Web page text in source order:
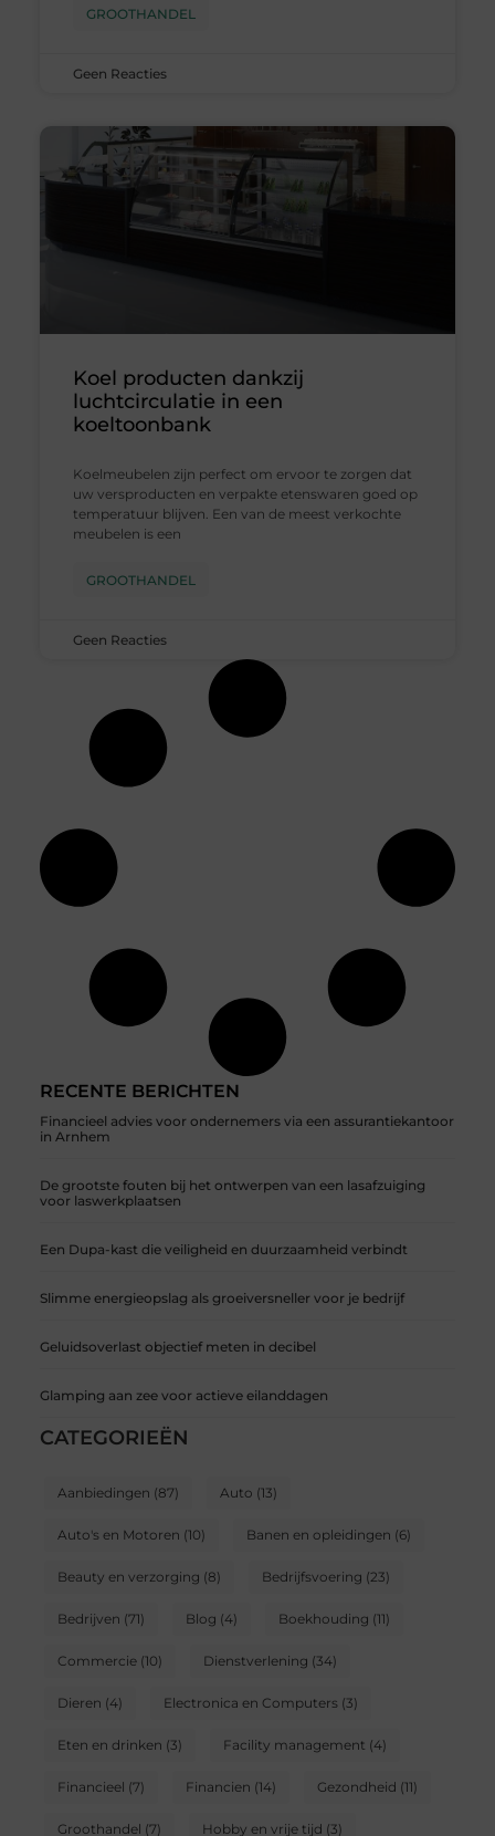
RECENTE BERICHTEN
Financieel advies voor ondernemers via een assurantiekantoor
in Arnhem
De grootste fouten bij het ontwerpen van een lasafzuiging
voor laswerkplaatsen
Een Dupa-kast die veiligheid en duurzaamheid verbindt
Slimme energieopslag als groeiversneller voor je bedrijf
Geluidsoverlast objectief meten in decibel
Glamping aan zee voor actieve eilanddagen
CATEGORIEËN
Aanbiedingen (87) Auto (13)
Auto's en Motoren (10) Banen en opleidingen (6)
Beauty en verzorging (8) Bedrijfsvoering (23)
Bedrijven (71) Blog (4) Boekhouding (11)
Commercie(10) Dienstverlening (34)
Dieren (4) Electronica en Computers(3)
Eten en drinken (3) Facility management (4)
Financieel (7) Financien (14) Gezondheid (11)
Groothandel (7) Hobby en vrije tijd (3)
GROOTHANDEL
Geen Reacties
Koel producten dankzij
luchtcirculatie in een
koeltoonbank
Koelmeubelen zijn perfect om ervoor te zorgen dat
uw versproducten en verpakte etenswaren goed op
temperatuur blijven. Een van de meest verkochte
meubelen is een
GROOTHANDEL
Geen Reacties